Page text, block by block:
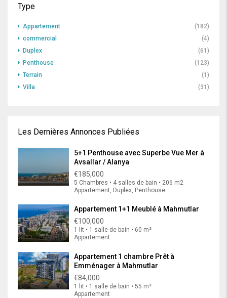
Type
Appartement
(182)
commercial
(4)
Duplex
(61)
Penthouse
(123)
Terrain
(1)
Villa
(31)
Les Dernières Annonces Publiées
5+1 Penthouse avec Superbe Vue Mer à
Avsallar / Alanya
€185,000
5 Chambres • 4 salles de bain • 206 m2
Appartement, Duplex, Penthouse
Appartement 1+1 Meublé à Mahmutlar
€100,000
1 lit • 1 salle de bain • 60 m²
Appartement
Appartement 1 chambre Prêt à
Emménager à Mahmutlar
€84,000
1 lit • 1 salle de bain • 55 m²
Appartement